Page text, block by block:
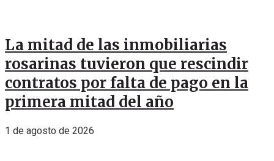
La mitad de las inmobiliarias
rosarinas tuvieron que rescindir
contratos por falta de pago en la
primera mitad del año
1 de agosto de 2026